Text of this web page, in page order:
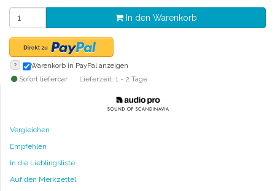
In den Warenkorb
? Warenkorb in PayPal anzeigen
Sofort lieferbar Lieferzeit: 1 - 2 Tage
Vergleichen
Empfehlen
In die Lieblingsliste
Auf den Merkzettel